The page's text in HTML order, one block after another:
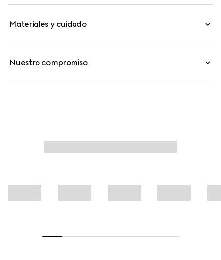
Materiales y cuidado
Nuestro compromiso